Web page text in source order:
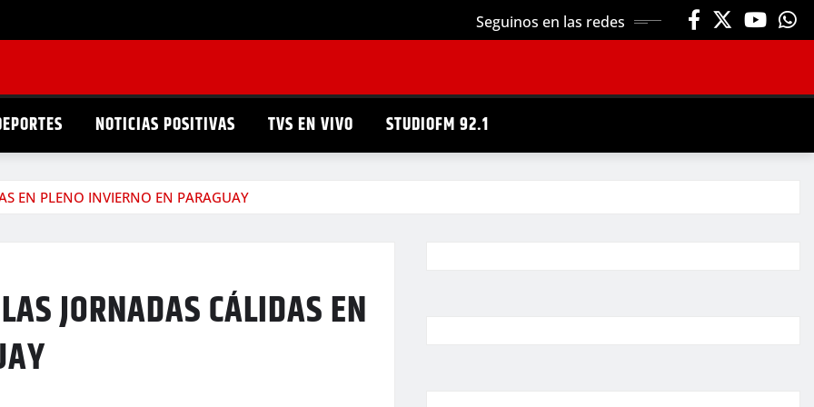
Seguinos en las redes
NOTICIAS POSITIVAS TVS EN VIVO STUDIOFM 92.1
EN PLENO INVIERNO EN PARAGUAY
JORNADAS CÁLIDAS EN